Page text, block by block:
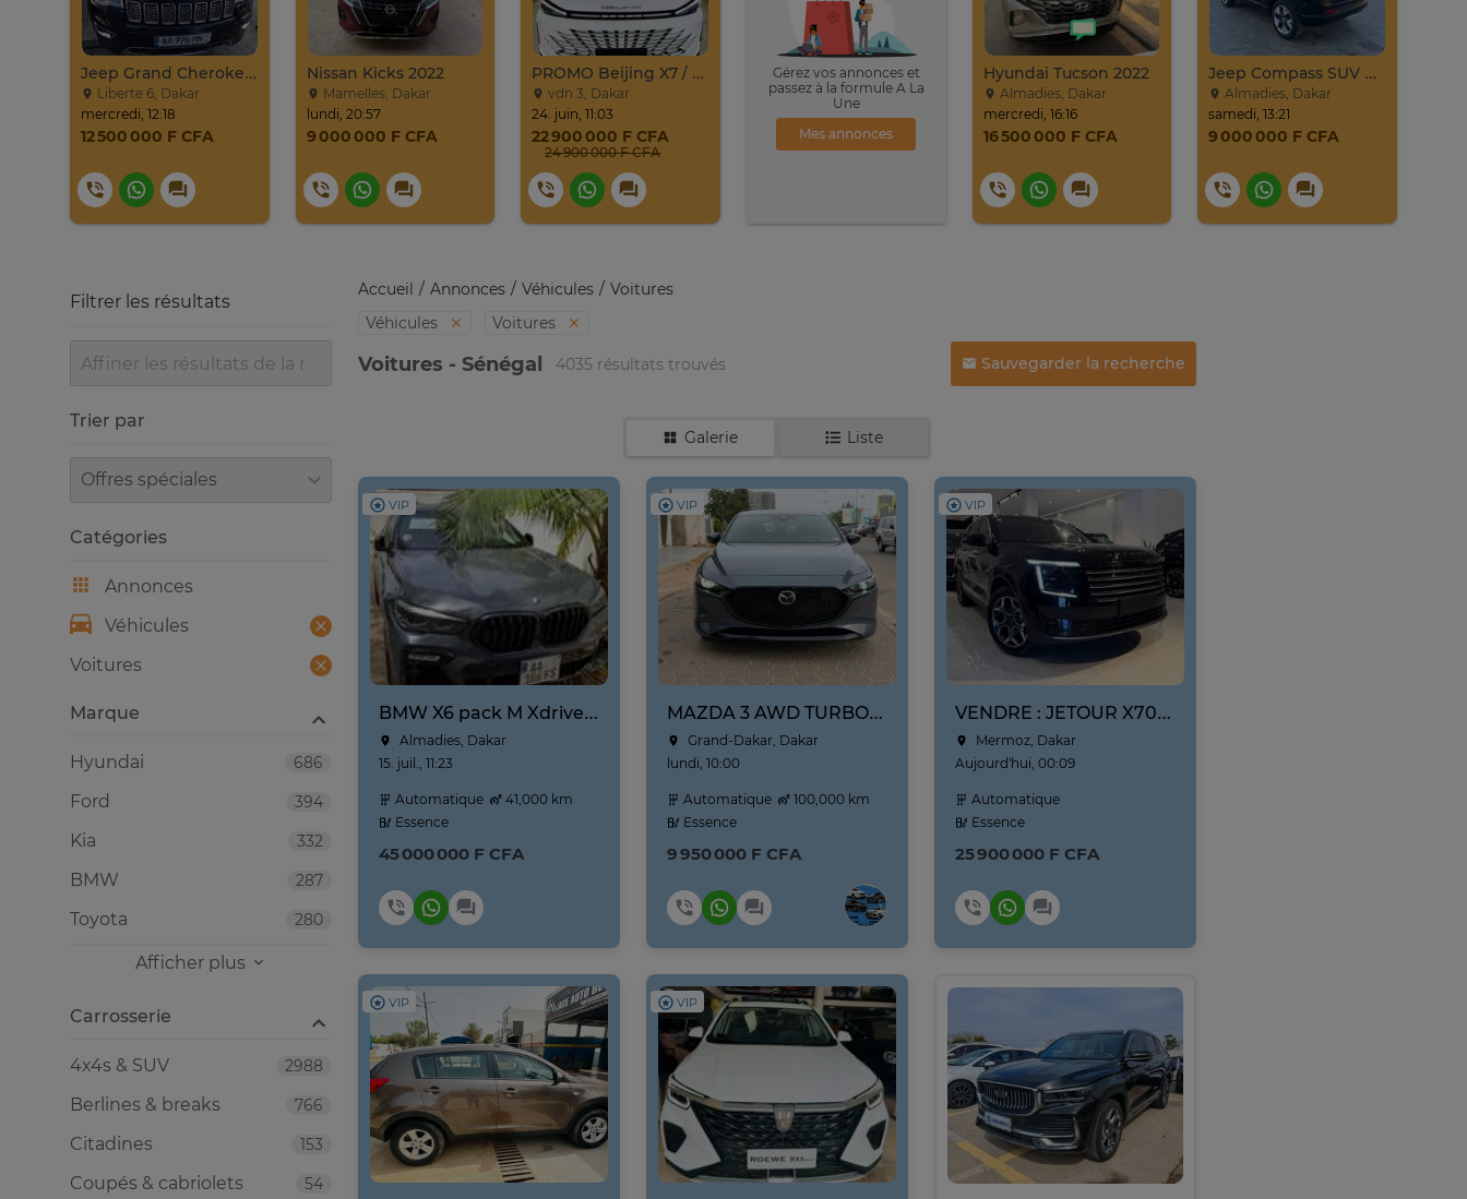
Jeep Grand Cherokee Overland 2019 À Vendre
Liberte 6, Dakar
mercredi, 12:18
12 500 000 F CFA
Nissan Kicks 2022
Mamelles, Dakar
lundi, 20:57
9 000 000 F CFA
PROMO Beijing X7 / 2025
vdn 3, Dakar
24. juin, 11:03
22 900 000 F CFA
24 900 000 F CFA
Gérez vos annonces et
passez à la formule A La
Une
Mes annonces
Hyundai Tucson 2022
Almadies, Dakar
mercredi, 16:16
16 500 000 F CFA
Jeep Compass SUV Noir Essence Automatique
Almadies, Dakar
samedi, 13:21
9 000 000 F CFA
Accueil Annonces Véhicules
Voitures
Véhicules
Voitures
Voitures - Sénégal 4035 résultats trouvés Sauvegarder la recherche
Galerie Liste
VIP
BMW X6 pack M Xdrive 40i Année 2021-2022 prix négociable
Almadies, Dakar
15. juil., 11:23
Automatique
41,000 km
Essence
45 000 000 F CFA
VIP
MAZDA 3 AWD TURBO 2021
Grand-Dakar, Dakar
lundi, 10:00
Automatique
100,000 km
Essence
9 950 000 F CFA
VIP
VENDRE : JETOUR X70L NEUF NOUVEAU MODÈLE ANNE 2026
Mermoz, Dakar
Aujourd'hui, 00:09
Automatique
Essence
25 900 000 F CFA
VIP VIP
Filtrer les résultats
Trier par
Trier par
Catégories
Annonces
Véhicules
Voitures
Marque
686
Hyundai
394
Ford
332
Kia
287
BMW
280
Toyota
Afficher plus
Carrosserie
2988
4x4s & SUV
766
Berlines & breaks
153
Citadines
54
Coupés & cabriolets